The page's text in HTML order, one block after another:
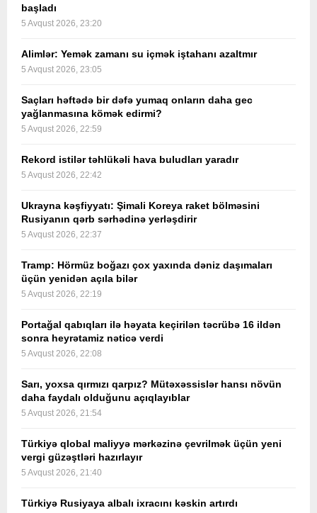
başladı
5 Avqust 2026, 23:20
Alimlər: Yemək zamanı su içmək iştahanı azaltmır
5 Avqust 2026, 23:05
Saçları həftədə bir dəfə yumaq onların daha gec
yağlanmasına kömək edirmi?
5 Avqust 2026, 22:59
Rekord istilər təhlükəli hava buludları yaradır
5 Avqust 2026, 22:42
Ukrayna kəşfiyyatı: Şimali Koreya raket bölməsini
Rusiyanın qərb sərhədinə yerləşdirir
5 Avqust 2026, 22:37
Tramp: Hörmüz boğazı çox yaxında dəniz daşımaları
üçün yenidən açıla bilər
5 Avqust 2026, 22:19
Portağal qabıqları ilə həyata keçirilən təcrübə 16 ildən
sonra heyrətamiz nəticə verdi
5 Avqust 2026, 22:08
Sarı, yoxsa qırmızı qarpız? Mütəxəssislər hansı növün
daha faydalı olduğunu açıqlayıblar
5 Avqust 2026, 21:54
Türkiyə qlobal maliyyə mərkəzinə çevrilmək üçün yeni
vergi güzəştləri hazırlayır
5 Avqust 2026, 21:40
Türkiyə Rusiyaya albalı ixracını kəskin artırdı